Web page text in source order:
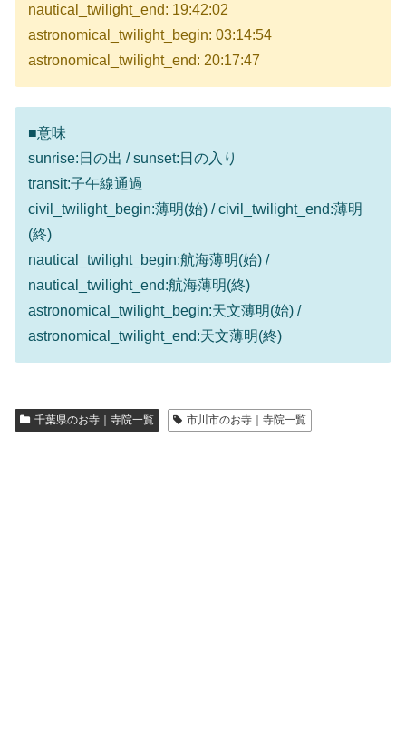
nautical_twilight_end: 19:42:02
astronomical_twilight_begin: 03:14:54
astronomical_twilight_end: 20:17:47
■意味
sunrise:日の出 / sunset:日の入り
transit:子午線通過
civil_twilight_begin:薄明(始) / civil_twilight_end:薄明
(終)
nautical_twilight_begin:航海薄明(始) /
nautical_twilight_end:航海薄明(終)
astronomical_twilight_begin:天文薄明(始) /
astronomical_twilight_end:天文薄明(終)
千葉県のお寺｜寺院一覧 市川市のお寺｜寺院一覧